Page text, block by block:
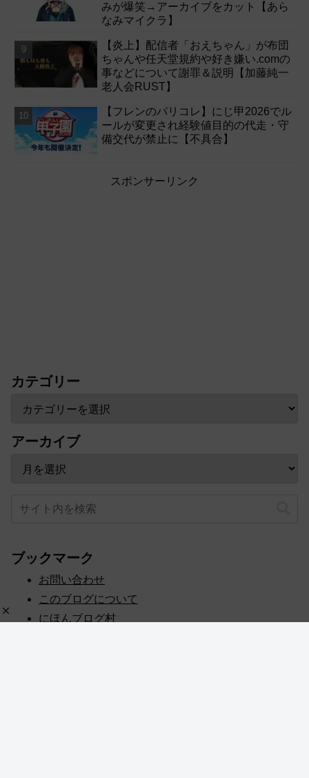
みが爆笑→アーカイブをカット【あら
なみマイクラ】
【炎上】配信者「おえちゃん」が布団
ちゃんや任天堂規約や好き嫌い.comの
事などについて謝罪＆説明【加藤純一
老人会RUST】
【フレンのパリコレ】にじ甲2026でル
ールが変更され経験値目的の代走・守
備交代が禁止に【不具合】
スポンサーリンク
カテゴリー
アーカイブ
ブックマーク
お問い合わせ
このブログについて
にほんブログ村